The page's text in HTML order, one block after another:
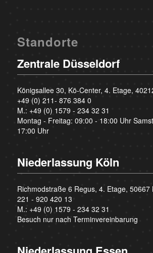
Standorte
Zentrale Düsseldorf
Königsallee 30, Kö-Center, 4. Etage,
+49 (0) 211- 876 384 0
M.: +49 (0) 1579 - 234 32 31
Montag - Freitag: 09:00 - 18:00 Uhr
17:00 Uhr
Niederlassung Köln
Richmodstraße 6 Regus, 4. Etage, 50667
221 - 920 420 13
M.: +49 (0) 1579 - 234 32 31
Besuch nur nach Terminvereinbarung